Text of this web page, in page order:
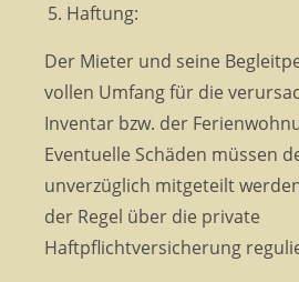
Haftung:
Der Mieter und seine
vollen Umfang für die
Inventar bzw. der
Eventuelle Schäden müssen
unverzüglich mitgeteilt
der Regel über die private
Haftpflichtversicherung